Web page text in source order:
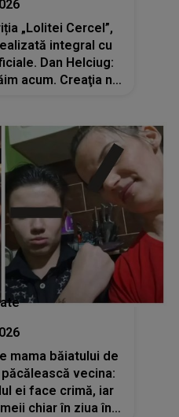
„Lolitei Cercel”,
integral cu
Dan Helciug:
acum. Creaţia nu
mama băiatului de
păcălească vecina:
ei face crimă, iar
chiar în ziua în